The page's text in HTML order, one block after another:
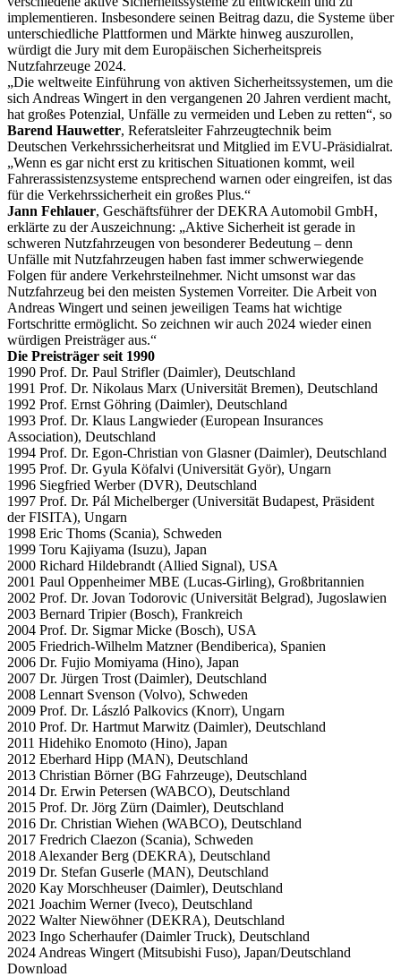
implementieren. Insbesondere seinen Beitrag dazu, die Systeme über
unterschiedliche Plattformen und Märkte hinweg auszurollen,
würdigt die Jury mit dem Europäischen Sicherheitspreis
Nutzfahrzeuge 2024.
„Die weltweite Einführung von aktiven Sicherheitssystemen, um die
sich Andreas Wingert in den vergangenen 20 Jahren verdient macht,
hat großes Potenzial, Unfälle zu vermeiden und Leben zu retten“, so
Barend Hauwetter, Referatsleiter Fahrzeugtechnik beim
Deutschen Verkehrssicherheitsrat und Mitglied im EVU-Präsidialrat.
„Wenn es gar nicht erst zu kritischen Situationen kommt, weil
Fahrerassistenzsysteme entsprechend warnen oder eingreifen, ist das
für die Verkehrssicherheit ein großes Plus.“
Jann Fehlauer, Geschäftsführer der DEKRA Automobil GmbH,
erklärte zu der Auszeichnung: „Aktive Sicherheit ist gerade in
schweren Nutzfahrzeugen von besonderer Bedeutung – denn
Unfälle mit Nutzfahrzeugen haben fast immer schwerwiegende
Folgen für andere Verkehrsteilnehmer. Nicht umsonst war das
Nutzfahrzeug bei den meisten Systemen Vorreiter. Die Arbeit von
Andreas Wingert und seinen jeweiligen Teams hat wichtige
Fortschritte ermöglicht. So zeichnen wir auch 2024 wieder einen
würdigen Preisträger aus.“
Die Preisträger seit 1990
1990 Prof. Dr. Paul Strifler (Daimler), Deutschland
1991 Prof. Dr. Nikolaus Marx (Universität Bremen), Deutschland
1992 Prof. Ernst Göhring (Daimler), Deutschland
1993 Prof. Dr. Klaus Langwieder (European Insurances
Association), Deutschland
1994 Prof. Dr. Egon-Christian von Glasner (Daimler), Deutschland
1995 Prof. Dr. Gyula Köfalvi (Universität Györ), Ungarn
1996 Siegfried Werber (DVR), Deutschland
1997 Prof. Dr. Pál Michelberger (Universität Budapest, Präsident
der FISITA), Ungarn
1998 Eric Thoms (Scania), Schweden
1999 Toru Kajiyama (Isuzu), Japan
2000 Richard Hildebrandt (Allied Signal), USA
2001 Paul Oppenheimer MBE (Lucas-Girling), Großbritannien
2002 Prof. Dr. Jovan Todorovic (Universität Belgrad), Jugoslawien
2003 Bernard Tripier (Bosch), Frankreich
2004 Prof. Dr. Sigmar Micke (Bosch), USA
2005 Friedrich-Wilhelm Matzner (Bendiberica), Spanien
2006 Dr. Fujio Momiyama (Hino), Japan
2007 Dr. Jürgen Trost (Daimler), Deutschland
2008 Lennart Svenson (Volvo), Schweden
2009 Prof. Dr. László Palkovics (Knorr), Ungarn
2010 Prof. Dr. Hartmut Marwitz (Daimler), Deutschland
2011 Hidehiko Enomoto (Hino), Japan
2012 Eberhard Hipp (MAN), Deutschland
2013 Christian Börner (BG Fahrzeuge), Deutschland
2014 Dr. Erwin Petersen (WABCO), Deutschland
2015 Prof. Dr. Jörg Zürn (Daimler), Deutschland
2016 Dr. Christian Wiehen (WABCO), Deutschland
2017 Fredrich Claezon (Scania), Schweden
2018 Alexander Berg (DEKRA), Deutschland
2019 Dr. Stefan Guserle (MAN), Deutschland
2020 Kay Morschheuser (Daimler), Deutschland
2021 Joachim Werner (Iveco), Deutschland
2022 Walter Niewöhner (DEKRA), Deutschland
2023 Ingo Scherhaufer (Daimler Truck), Deutschland
2024 Andreas Wingert (Mitsubishi Fuso), Japan/Deutschland
Download